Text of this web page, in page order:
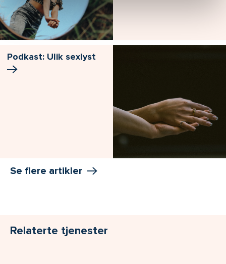
Podkast: Ulik sexlyst
Se flere artikler
Relaterte tjenester